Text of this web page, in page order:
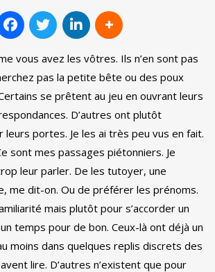
vous avez les vôtres. Ils n’en sont pas
pas la petite bête ou des poux
se prêtent au jeu en ouvrant leurs
D’autres ont plutôt
leurs portes. Je les ai très peu vus en fait.
sont mes passages piétonniers. Je
leur parler. De les tutoyer, une
me dit-on. Ou de préférer les prénoms.
mais plutôt pour s’accorder un
temps pour de bon. Ceux-là ont déjà un
moins dans quelques replis discrets des
lire. D’autres n’existent que pour